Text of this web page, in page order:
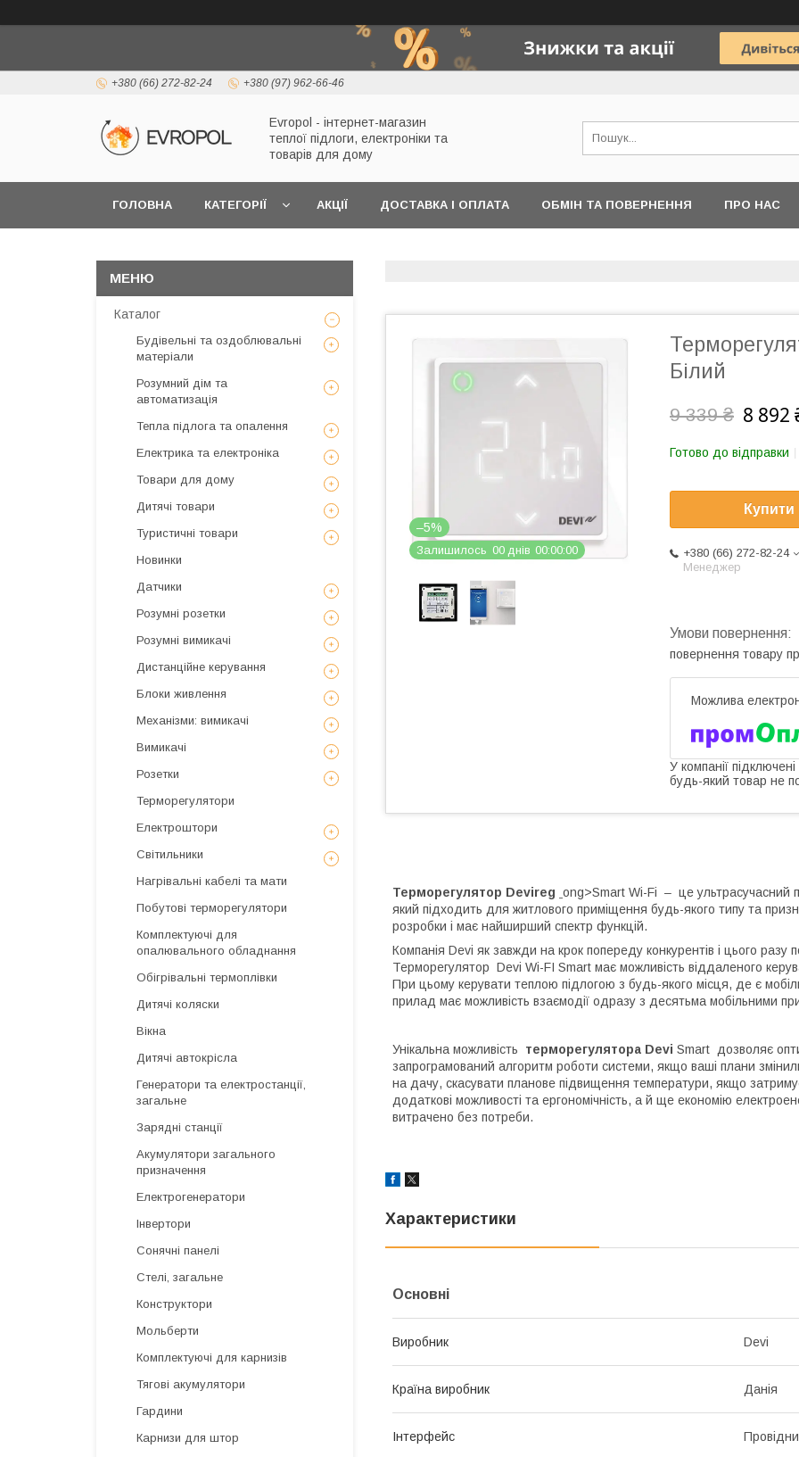
+380 (66) 272-82-24 +380 (97) 962-66-46
Evropol - інтернет-магазин
теплої підлоги, електроніки та
товарів для дому
ГОЛОВНА КАТЕГОРІЇ АКЦІЇ ДОСТАВКА І ОПЛАТА ОБМІН ТА ПОВЕРНЕННЯ ПРО НАС
–5%
Залишилось 00 днів 00 00 00
Білий
9 339 ₴ 8 892
Готово до відправки
Купити
+380 (66) 272-82-24
Менеджер
повернення товару
У компанії
будь-який товар не
Терморегулятор Devireg ong>Smart Wi-Fi ‒ це ультрасучасний
який підходить для житлового приміщення будь-якого типу та
розробки і має найширший спектр функцій.
Компанія Devi як завжди на крок попереду конкурентів і цього разу
Терморегулятор Devi Wi-FI Smart має можливість віддаленого
При цьому керувати теплою підлогою з будь-якого місця, де є
прилад має можливість взаємодії одразу з десятьма мобільними
Унікальна можливість терморегулятора Devi Smart дозволяє
запрограмований алгоритм роботи системи, якщо ваші плани
на дачу, скасувати планове підвищення температури, якщо
додаткові можливості та ергономічність, а й ще економію
витрачено без потреби.
Характеристики
Основні
Виробник Devi
Країна виробник Данія
Інтерфейс
Каталог
Будівельні та оздоблювальні
матеріали
Розумний дім та
автоматизація
Тепла підлога та опалення
Електрика та електроніка
Товари для дому
Дитячі товари
Туристичні товари
Новинки
Датчики
Розумні розетки
Розумні вимикачі
Дистанційне керування
Блоки живлення
Механізми: вимикачі
Вимикачі
Розетки
Терморегулятори
Електроштори
Світильники
Нагрівальні кабелі та мати
Побутові терморегулятори
Комплектуючі для
опалювального обладнання
Обігрівальні термоплівки
Дитячі коляски
Вікна
Дитячі автокрісла
Генератори та електростанції,
загальне
Зарядні станції
Акумулятори загального
призначення
Електрогенератори
Інвертори
Сонячні панелі
Стелі, загальне
Конструктори
Мольберти
Комплектуючі для карнизів
Тягові акумулятори
Гардини
Карнизи для штор